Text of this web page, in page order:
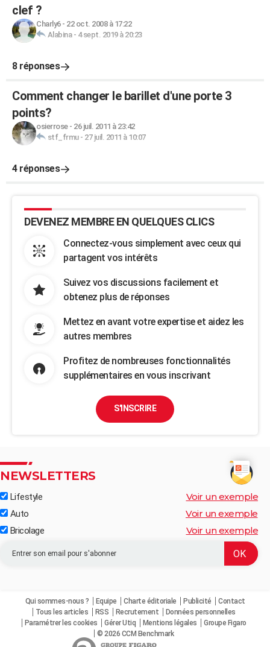
clef ?
Charly6- 22 oct. 2008 à 17:22
Alabina- 4 sept. 2019 à 20:23
8 réponses
Comment changer le barillet d'une porte 3
points?
osierrose- 26 juil. 2011 à 23:42
stf_frmu- 27 juil. 2011 à 10:07
4 réponses
DEVENEZ MEMBRE EN QUELQUES CLICS
Connectez-vous simplement avec ceux qui
partagent vos intérêts
Suivez vos discussions facilement et
obtenez plus de réponses
Mettez en avant votre expertise et aidez les
autres membres
Profitez de nombreuses fonctionnalités
supplémentaires en vous inscrivant
S'INSCRIRE
NEWSLETTERS
Lifestyle Voir un exemple
Auto Voir un exemple
Bricolage Voir un exemple
Qui sommes-nous ? Equipe Charte éditoriale Publicité
Contact
Tous les articles
RSS Recrutement
Données personnelles
Paramétrer les cookies
Gérer Utiq Mentions légales
Groupe Figaro
© 2026 CCM Benchmark